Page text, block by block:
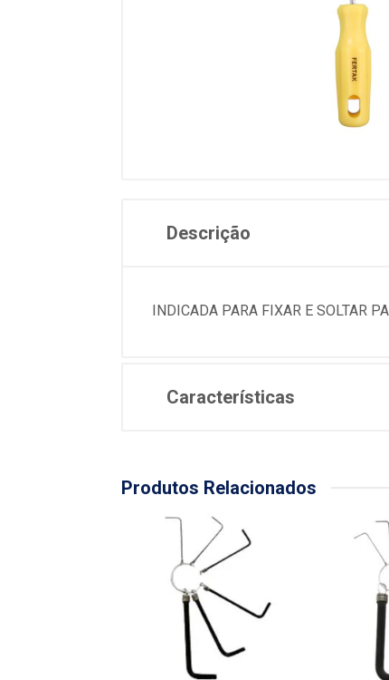
Descrição
INDICADA PARA FIXAR E SOLTAR
Características
Produtos Relacionados